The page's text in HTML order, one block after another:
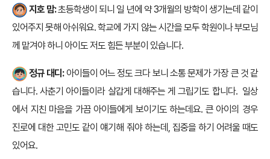
지호 맘:초등학생이 되니 일 년에 약 3개월의 방학이 생기는데 같이
있어주지 못해 아쉬워요. 학교에 가지 않는 시간을 모두 학원이나 부모님
께 맡겨야 하니 아이도 저도 힘든 부분이 있습니다.
정규 대디:아이들이 어느 정도 크다 보니 소통 문제가 가장 큰 것 같
습니다. 사춘기 아이들이라 살갑게 대해주는 게 그립기도 합니다. 일상
에서 지친 마음을 가끔 아이들에게 보이기도 하는데요. 큰 아이의 경우
진로에 대한 고민도 같이 얘기해 줘야 하는데, 집중을 하기 어려울 때도
있어요.